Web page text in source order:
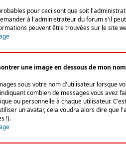
pour ceci sont que soit
à l'administrateur du forum s'il
peuvent être trouvées sur le site
une image en dessous de mon
sous votre nom d'utilisateur lorsque
combien de messages vous avez
ou personnelle à chaque utilisateur.
un avatar, cela voudra alors dire que
!).